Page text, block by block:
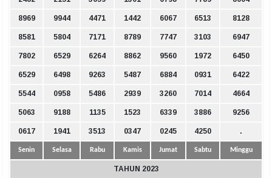
8969 9944 4471 1442 6067 6513 8128
8581 5804 7171 8789 7747 3103 6947
7802 6529 6264 8862 9560 1972 6450
6529 6498 9263 5487 6884 0931 6422
5544 0958 5486 2939 3260 7014 4664
5063 9188 1135 1523 6339 3886 9256
0617 1941 3513 0347 0245 4250 .
Senin Selasa Rabu Kamis Jumat Sabtu Minggu
TAHUN 2023